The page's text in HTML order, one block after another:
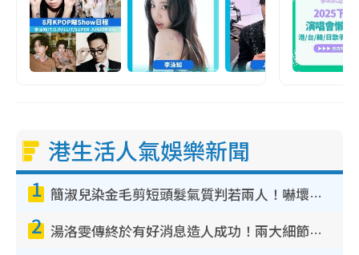
港生活人氣娛樂新聞
1 簡淑兒染金毛剪短頭髮氣質判若兩人！嚇壞老公麥大力都認唔出：「你做咩事？」
2 湯洛雯傳終於有好消息造人成功！兩大細節曝孕味極濃惹猜測：大肚婆先會咁！